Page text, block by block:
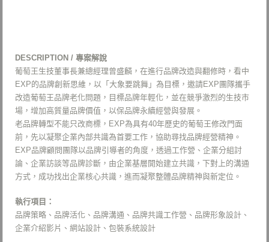
DESCRIPTION / 專案解說
葡萄王生技董事長兼總經理曾盛麟，在進行品牌改造與翻修時，看中
EXP的品牌創新思維，以「大象要跳舞」為目標，邀請EXP團隊攜手
改造葡萄王品牌老化問題，目標品牌年輕化，並在競爭激烈的生技市
場，增加高質量品牌價值，以保品牌永續經營與發展。
老品牌轉型不能只改商標，EXP為具有40年歷史的葡萄王修改門面
前，先以凝聚企業內部共識為首要工作，協助尋找品牌經營精神。
EXP品牌顧問團隊以品牌引導者的角度，透過工作營、企業分組討
論、企業訪談等品牌診斷，由企業基層開始建立共識，下對上的溝通
方式，成功找出企業核心共識，進而凝聚整體品牌精神與新定位。
執行項目：
品牌策略、品牌活化、品牌溝通、品牌共識工作營、品牌形象設計、
企業介紹影片、網站設計、包裝系統設計